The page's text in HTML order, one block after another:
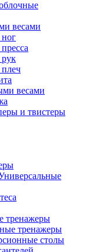
весами
весами
и твистеры
тренажеры
тренажеры
столы